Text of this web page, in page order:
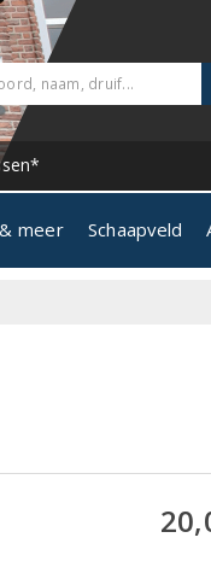
meer Schaapveld